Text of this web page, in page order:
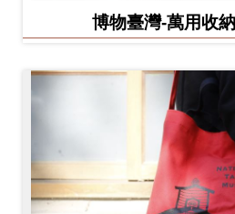
博物臺灣-萬用收